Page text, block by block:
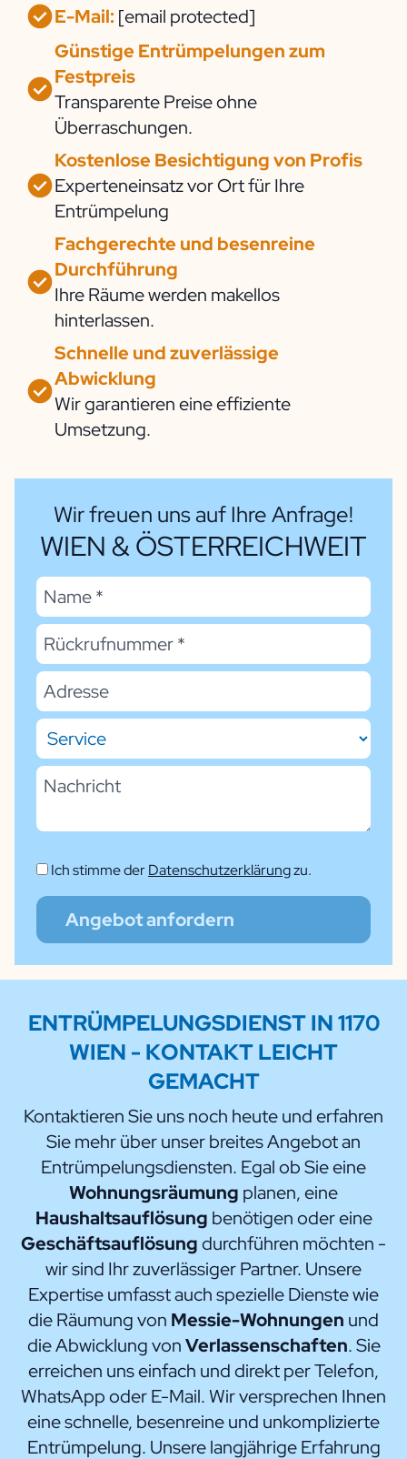
E-Mail: [email protected]
Günstige Entrümpelungen zum
Festpreis
Transparente Preise ohne
Überraschungen.
Kostenlose Besichtigung von Profis
Experteneinsatz vor Ort für Ihre
Entrümpelung
Fachgerechte und besenreine
Durchführung
Ihre Räume werden makellos
hinterlassen.
Schnelle und zuverlässige
Abwicklung
Wir garantieren eine effiziente
Umsetzung.
Wir freuen uns auf Ihre Anfrage!
WIEN & ÖSTERREICHWEIT
Ich stimme derDatenschutzerklärungzu.
Angebot anfordern
ENTRÜMPELUNGSDIENSTIN 1170
WIEN - KONTAKT LEICHT
GEMACHT
Kontaktieren Sie uns noch heute und erfahren
Sie mehr über unser breites Angebot an
Entrümpelungsdiensten. Egal ob Sie eine
Wohnungsräumung planen, eine
Haushaltsauflösung benötigen oder eine
Geschäftsauflösungdurchführen möchten -
wir sind Ihr zuverlässiger Partner. Unsere
Expertise umfasst auch spezielle Dienste wie
die Räumung von Messie-Wohnungen und
die Abwicklung vonVerlassenschaften. Sie
erreichen uns einfach und direkt per Telefon,
WhatsApp oder E-Mail. Wir versprechen Ihnen
eine schnelle, besenreine und unkomplizierte
Entrümpelung. Unsere langjährige Erfahrung